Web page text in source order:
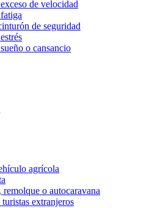
de velocidad
de seguridad
o cansancio
agrícola
remolque o autocaravana
extranjeros